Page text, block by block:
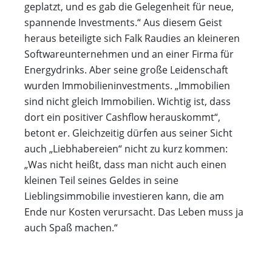
geplatzt, und es gab die Gelegenheit für neue,
spannende Investments.“ Aus diesem Geist
heraus beteiligte sich Falk Raudies an kleineren
Softwareunternehmen und an einer Firma für
Energydrinks. Aber seine große Leidenschaft
wurden Immobilieninvestments. „Immobilien
sind nicht gleich Immobilien. Wichtig ist, dass
dort ein positiver Cashflow herauskommt“,
betont er. Gleichzeitig dürfen aus seiner Sicht
auch „Liebhabereien“ nicht zu kurz kommen:
„Was nicht heißt, dass man nicht auch einen
kleinen Teil seines Geldes in seine
Lieblingsimmobilie investieren kann, die am
Ende nur Kosten verursacht. Das Leben muss ja
auch Spaß machen.“